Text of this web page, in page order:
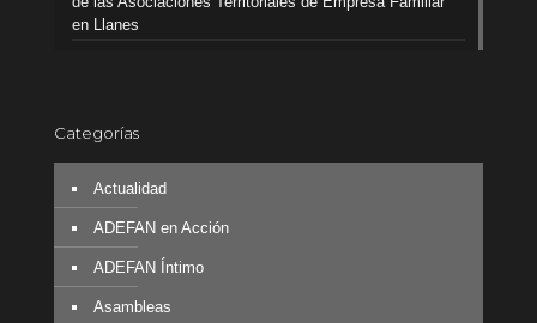
en Llanes
Categorías
Actualidad
ADEFAN en Acción
ADEFAN Íntimo
Asambleas